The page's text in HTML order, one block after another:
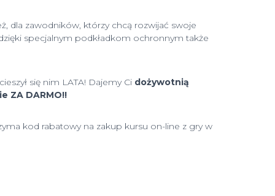
dla zawodników, którzy chcą rozwijać swoje
specjalnym podkładkom ochronnym także
się nim LATA! Dajemy Ci dożywotnią
ZA DARMO!!
kod rabatowy na zakup kursu on-line z gry w